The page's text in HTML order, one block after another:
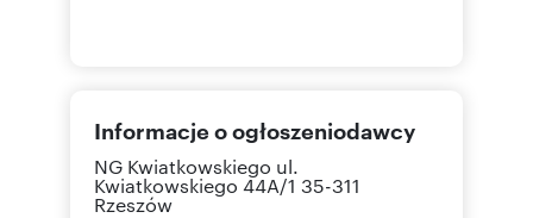
Informacje o ogłoszeniodawcy
NG Kwiatkowskiego ul.
Kwiatkowskiego 44A/1 35-311
Rzeszów